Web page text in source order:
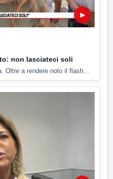
▶
non lasciateci soli
Oltre a rendere noto il flash...